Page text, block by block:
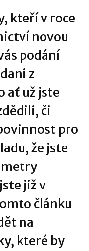
kteří v roce
novou
podání
z
ať už jste
či
pro
že jste
již v
článku
na
které by